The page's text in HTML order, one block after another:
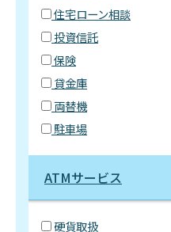
住宅ローン相談
投資信託
保険
貸金庫
両替機
駐車場
ATMサービス
硬貨取扱